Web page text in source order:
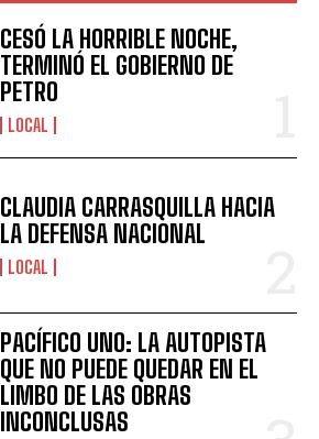
CESÓ LA HORRIBLE NOCHE,
TERMINÓ EL GOBIERNO DE
PETRO
LOCAL
CLAUDIA CARRASQUILLA HACIA
LA DEFENSA NACIONAL
LOCAL
PACÍFICO UNO: LA AUTOPISTA
QUE NO PUEDE QUEDAR EN EL
LIMBO DE LAS OBRAS
INCONCLUSAS